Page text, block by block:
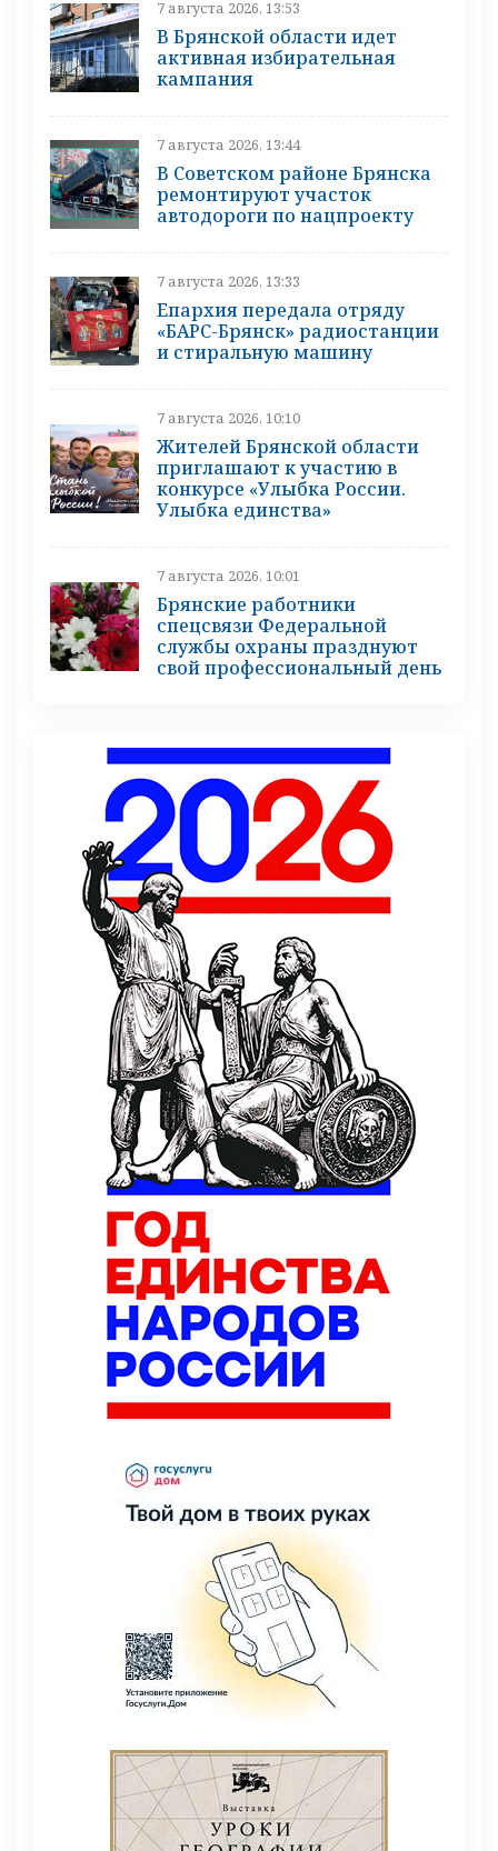
7 августа 2026, 13:53
В Брянской области идет
активная избирательная
кампания
7 августа 2026, 13:44
В Советском районе Брянска
ремонтируют участок
автодороги по нацпроекту
7 августа 2026, 13:33
Епархия передала отряду
«БАРС-Брянск» радиостанции
и стиральную машину
7 августа 2026, 10:10
Жителей Брянской области
приглашают к участию в
конкурсе «Улыбка России.
Улыбка единства»
7 августа 2026, 10:01
Брянские работники
спецсвязи Федеральной
службы охраны празднуют
свой профессиональный день